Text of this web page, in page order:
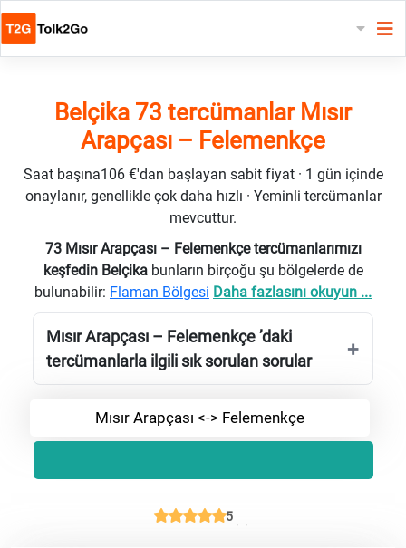
Belçika 73 tercümanlar Mısır
Arapçası – Felemenkçe
Saat başına106 €'dan başlayan sabit fiyat · 1 gün içinde
onaylanır, genellikle çok daha hızlı · Yeminli tercümanlar
mevcuttur.
73 Mısır Arapçası – Felemenkçe tercümanlarımızı
keşfedin Belçika bunların birçoğu şu bölgelerde de
bulunabilir: Flaman Bölgesi Daha fazlasını okuyun ...
Mısır Arapçası – Felemenkçe ’daki
tercümanlarla ilgili sık sorulan sorular
Mısır Arapçası <-> Felemenkçe
5